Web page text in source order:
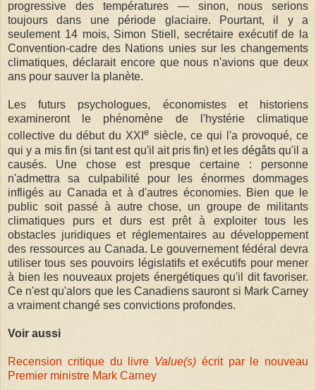
progressive des températures — sinon, nous serions
toujours dans une période glaciaire. Pourtant, il y a
seulement 14 mois, Simon Stiell, secrétaire exécutif de la
Convention-cadre des Nations unies sur les changements
climatiques, déclarait encore que nous n'avions que deux
ans pour sauver la planète.
Les futurs psychologues, économistes et historiens
examineront le phénomène de l'hystérie climatique
collective du début du XXIe siècle, ce qui l'a provoqué, ce
qui y a mis fin (si tant est qu'il ait pris fin) et les dégâts qu'il a
causés. Une chose est presque certaine : personne
n'admettra sa culpabilité pour les énormes dommages
infligés au Canada et à d'autres économies. Bien que le
public soit passé à autre chose, un groupe de militants
climatiques purs et durs est prêt à exploiter tous les
obstacles juridiques et réglementaires au développement
des ressources au Canada. Le gouvernement fédéral devra
utiliser tous ses pouvoirs législatifs et exécutifs pour mener
à bien les nouveaux projets énergétiques qu'il dit favoriser.
Ce n'est qu'alors que les Canadiens sauront si Mark Carney
a vraiment changé ses convictions profondes.
Voir aussi
Recension critique du livre Value(s) écrit par le nouveau
Premier ministre Mark Carney